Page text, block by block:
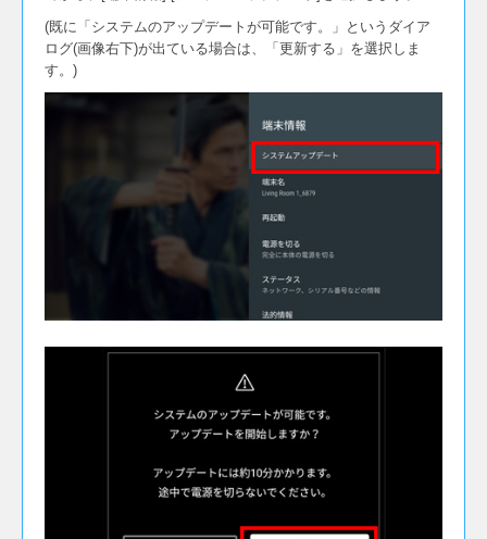
Andorid OS セキュリティパッチの最新版を適用
しました。
2020年2月25日[ Ver.22.22.1580299585 ]
日付ごとに録画した番組を確認できるリスト表示
機能(カレンダー付)を追加しました。[
詳細をみる
Ver.21.21へのアップデート後にホーム画面に戻る
ことがある問題を対策しました。
テレビアプリの安定性を向上しました。
Andorid OS セキュリティパッチの最新版を適用
2019年10月7日[ Ver.20.20.1570114599 ]
地上・BS・CSデジタル放送の2番組同時録画に
対応しました。
ホーム画面から直接テレビアプリにアクセスでき
(既に「システムのアップデートが可能です。」というダイア
ログ(画像右下)が出ている場合は、「更新する」を選択しま
す。)